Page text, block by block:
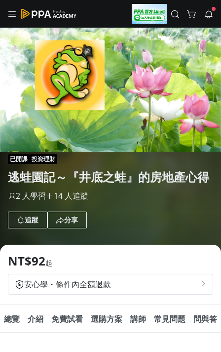
註冊領取 上千元優惠券！
登入/註冊
公告
🌞 PPA 避暑津貼．冷氣房升級｜期間快閃活動
🥵 酷暑限時快閃｜單筆滿 NT$2,500 現折 NT$300、再贈最高
2% 點數回饋！🚀 酷暑來襲．偷偷在冷氣房升級 📈⭐️ 【冷氣房
進修 限時開跑】◾單筆滿 NT$2,500 現折 NT$300◾活動期間：
即日起 - 8/13（只有一週）-📣 酷暑季好康 \ 再加碼 /→ 點數回饋
無上限🔥購買任一課程 or 訂閱✅ 消費即享回饋 1% 點數✅ 滿
$5,000 回饋 2% 點數🎁 此為 PPA 官方帳號 Line@ 專屬活動，加
入好友👉 享有「渠道專屬活動」及「個人化推播」！
2 天前
查看全部
已開課 投資理財
逃蛙園記～『井底之蛙』的房地產心得
2 人學習 14 人追蹤
追蹤 分享
NT$92起
安心學・條件內全額退款
總覽 介紹 免費試看 選購方案 講師 常見問題 問與答
沒有描述
--:-- --:--
1.0x
播放速度
2.0x
1.75x
1.5x
1.25x
追蹤列表 播放清單
沒有播放清單
去逛逛
返回播放器
清除全部